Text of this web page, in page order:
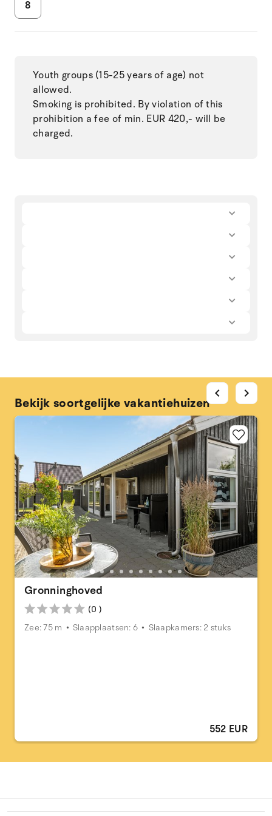
8
Youth groups (15-25 years of age) not
allowed.
Smoking is prohibited. By violation of this
prohibition a fee of min. EUR 420,- will be
charged.
Bekijk soortgelijke vakantiehuizen
Gronninghoved
(0 )
Zee: 75 m
Slaapplaatsen: 6 Slaapkamers: 2 stuks
552 EUR
chevron_left chevron_right